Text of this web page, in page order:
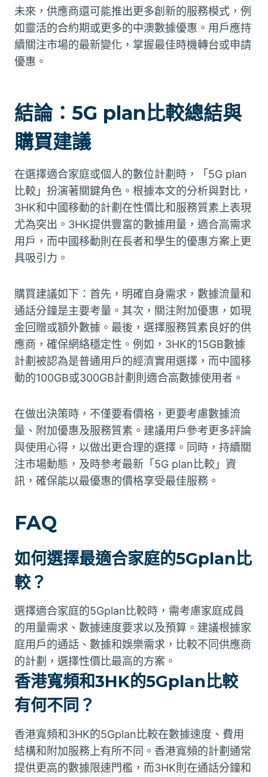
未來，供應商還可能推出更多創新的服務模式，例
如靈活的合約期或更多的中澳數據優惠。用戶應持
續關注市場的最新變化，掌握最佳時機轉台或申請
優惠。
結論：5G plan比較總結與
購買建議
在選擇適合家庭或個人的數位計劃時，「5G plan
比較」扮演著關鍵角色。根據本文的分析與對比，
3HK和中國移動的計劃在性價比和服務質素上表現
尤為突出。3HK提供豐富的數據用量，適合高需求
用戶，而中國移動則在長者和學生的優惠方案上更
具吸引力。
購買建議如下：首先，明確自身需求，數據流量和
通話分鐘是主要考量。其次，關注附加優惠，如現
金回贈或額外數據。最後，選擇服務質素良好的供
應商，確保網絡穩定性。例如，3HK的15GB數據
計劃被認為是普通用戶的經濟實用選擇，而中國移
動的100GB或300GB計劃則適合高數據使用者。
在做出決策時，不僅要看價格，更要考慮數據流
量、附加優惠及服務質素。建議用戶參考更多評論
與使用心得，以做出更合理的選擇。同時，持續關
注市場動態，及時參考最新「5G plan比較」資
訊，確保能以最優惠的價格享受最佳服務。
FAQ
如何選擇最適合家庭的5Gplan比
較？
選擇適合家庭的5Gplan比較時，需考慮家庭成員
的用量需求、數據速度要求以及預算。建議根據家
庭用戶的通話、數據和娛樂需求，比較不同供應商
的計劃，選擇性價比最高的方案。
香港寬頻和3HK的5Gplan比較
有何不同？
香港寬頻和3HK的5Gplan比較在數據速度、費用
結構和附加服務上有所不同。香港寬頻的計劃通常
提供更高的數據限速門檻，而3HK則在通話分鐘和